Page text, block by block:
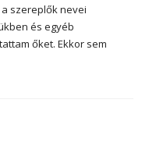
szereplők nevei
és egyéb
őket. Ekkor sem